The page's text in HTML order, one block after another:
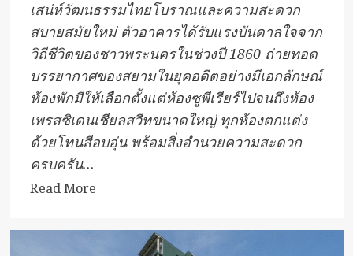
เสน่ห์วัฒนธรรมไทยโบราณและความสะดวก
สบายสมัยใหม่ ตัวอาคารได้รับแรงบันดาลใจจาก
วิถีชีวิตของชาวพระนครในช่วงปี 1860 ถ่ายทอด
บรรยากาศของสยามในยุคอดีตอย่างมีเอกลักษณ์
ห้องพักมีให้เลือกตั้งแต่ห้องซูพีเรียร์ไปจนถึงห้อง
เพรสซิเดนเชียลสวีทขนาดใหญ่ ทุกห้องตกแต่ง
ด้วยโทนสีอบอุ่น พร้อมสิ่งอำนวยความสะดวก
ครบครัน...
Read MoreRead
about
โรงแรม